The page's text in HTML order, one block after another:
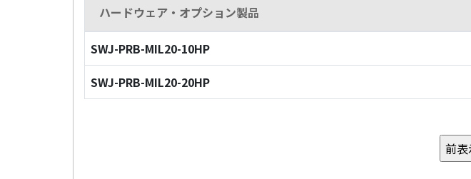
ハードウェア・オプション製品
SWJ-PRB-MIL20-10HP
SWJ-PRB-MIL20-20HP